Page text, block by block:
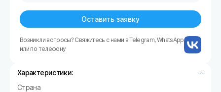
Оставить заявку
Возникли вопросы? Свяжитесь с нами в Telegram, WhatsApp
или по телефону
Характеристики:
Страна